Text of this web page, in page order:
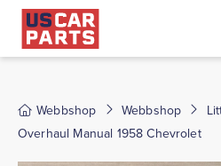
Webbshop Webbshop
Overhaul Manual 1958 Chevrolet